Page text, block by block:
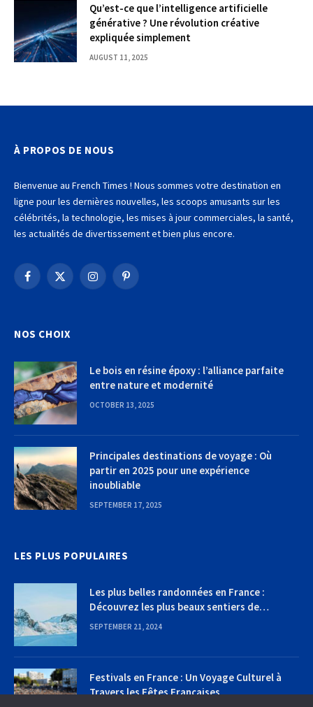
Qu’est-ce que l’intelligence artificielle
générative ? Une révolution créative
expliquée simplement
AUGUST 11, 2025
À PROPOS DE NOUS
Bienvenue au French Times ! Nous sommes votre destination en
ligne pour les dernières nouvelles, les scoops amusants sur les
célébrités, la technologie, les mises à jour commerciales, la santé,
les actualités de divertissement et bien plus encore.
Facebook
X
InstagramPinterest
NOS CHOIX
Le bois en résine époxy : l’alliance parfaite
entre nature et modernité
OCTOBER 13, 2025
Principales destinations de voyage : Où
partir en 2025 pour une expérience
inoubliable
SEPTEMBER 17, 2025
LES PLUS POPULAIRES
Les plus belles randonnées en France :
Découvrez les plus beaux sentiers de
randonnée
SEPTEMBER 21, 2024
Festivals en France : Un Voyage Culturel à
Travers les Fêtes Françaises